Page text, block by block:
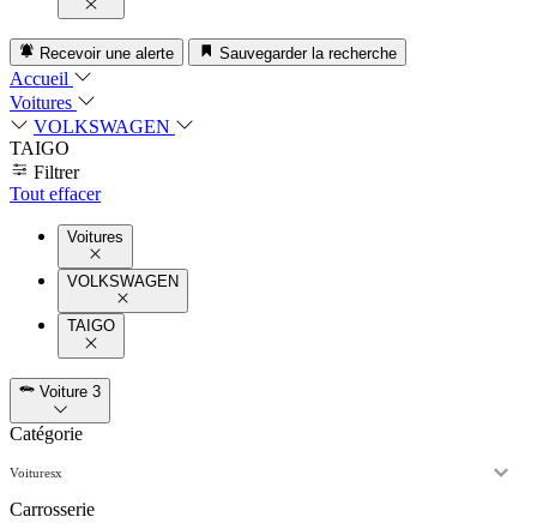
Recevoir une alerte Sauvegarder la recherche
Accueil
Voitures
VOLKSWAGEN
TAIGO
Filtrer
Tout effacer
Voitures
VOLKSWAGEN
TAIGO
Voiture 3
Catégorie
Voituresx
Carrosserie